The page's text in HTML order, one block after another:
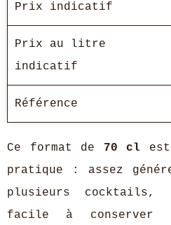
Prix indicatif
Prix au litre
indicatif
Référence
Ce format de 70 cl
pratique : assez
plusieurs cocktails,
facile à